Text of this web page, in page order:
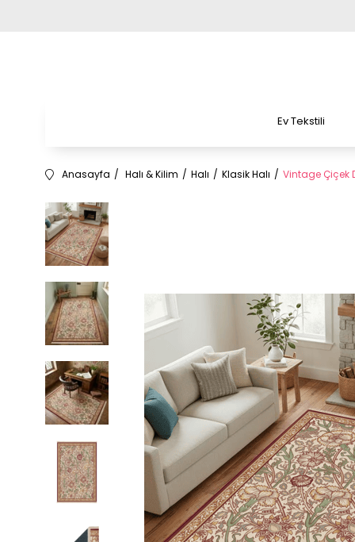
Ev Tekstili
Anasayfa Halı & Kilim Halı Klasik Halı Vintage Çiçek